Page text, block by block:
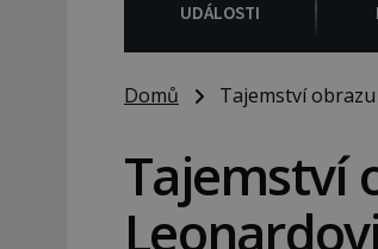
UDÁLOSTI
Domů Tajemství obrazu
Tajemství